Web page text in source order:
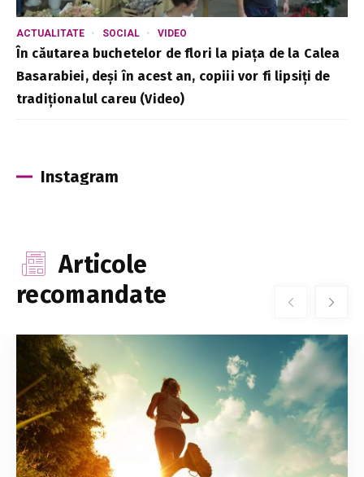
ACTUALITATE SOCIAL VIDEO
În căutarea buchetelor de flori la piața de la Calea
Basarabiei, deși în acest an, copiii vor fi lipsiți de
tradiționalul careu (Video)
Instagram
Articole
recomandate